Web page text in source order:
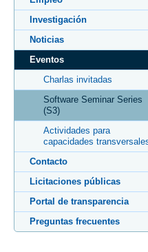
Investigación
Noticias
Eventos
Charlas invitadas
Software Seminar Series
(S3)
Actividades para
capacidades
Contacto
Licitaciones públicas
Portal de transparencia
Preguntas frecuentes